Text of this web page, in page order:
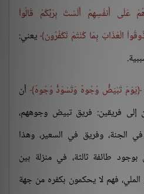
عَلَى أَنفُسِهِمْ أَلَسْتَ بِرَبِّكُمْ قَالُواْ
الْعَذَابَ بِمَا كُنْتُمْ تَكْفُرُون يعني:
يَوْمَ تَبْيَضُّ وُجُوهٌ وَتَسْوَدُّ وُجُوهٌ أن
إلى فريقين: فريق تبيض وجوههم،
الجنة، وفريق في السعير، وهذا
بوجود طائفة ثالثة، في منزلة بين
الملي، فهم لا يحكمون بكفره من جهة